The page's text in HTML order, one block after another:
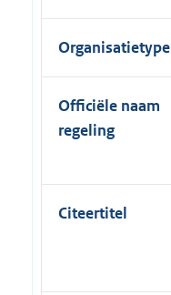
Organisatietype
Officiële naam
regeling
Citeertitel